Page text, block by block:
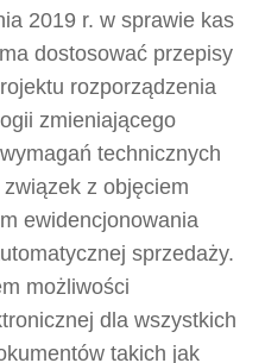
2019 r. w sprawie kas
dostosować przepisy
rozporządzenia
zmieniającego
technicznych
z objęciem
ewidencjonowania
sprzedaży.
możliwości
dla wszystkich
takich jak